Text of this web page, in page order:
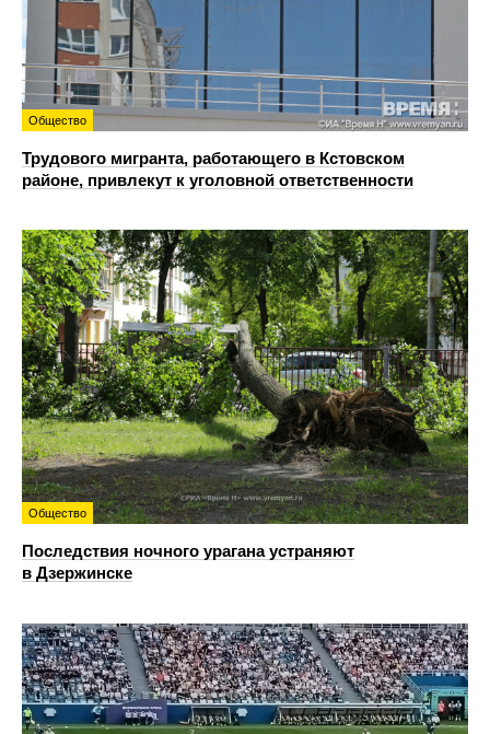
Общество
Трудового мигранта, работающего в Кстовском
районе, привлекут к уголовной ответственности
Общество
Последствия ночного урагана устраняют
в Дзержинске